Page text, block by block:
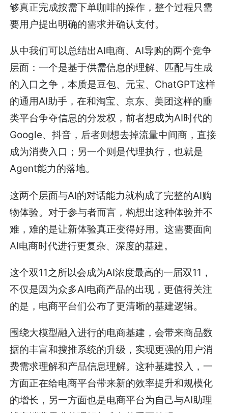
够真正完成按需下单咖啡的操作，整个过程只需
要用户提出明确的需求并确认支付。
从中我们可以总结出AI电商、AI导购的两个竞争
层面：一个是基于供需信息的理解、匹配与生成
的入口之争，本质是豆包、元宝、ChatGPT这样
的通用AI助手，在和淘宝、京东、美团这样的垂
类平台争夺信息的分发权，前者想成为AI时代的
Google、抖音，后者则想去掉流量中间商，直接
成为消费入口；另一个则是代理执行，也就是
Agent能力的落地。
这两个层面与AI的对话能力就构成了完整的AI购
物体验。对于参与者而言，构想出这种体验并不
难，难的是让新体验真正变得好用。这需要面向
AI电商时代进行更复杂、深度的基建。
这个双11之所以会成为AI浓度最高的一届双11，
不仅是因为众多AI电商产品的出现，更值得关注
的是，电商平台们公布了更清晰的基建逻辑。
围绕大模型融入进行的电商基建，会带来商品数
据的丰富和搜推系统的升级，实现更强的用户消
费需求理解和产品信息理解。这种基建投入，一
方面正在给电商平台带来新的效率提升和规模化
的增长，另一方面也是电商平台为自己与AI助理